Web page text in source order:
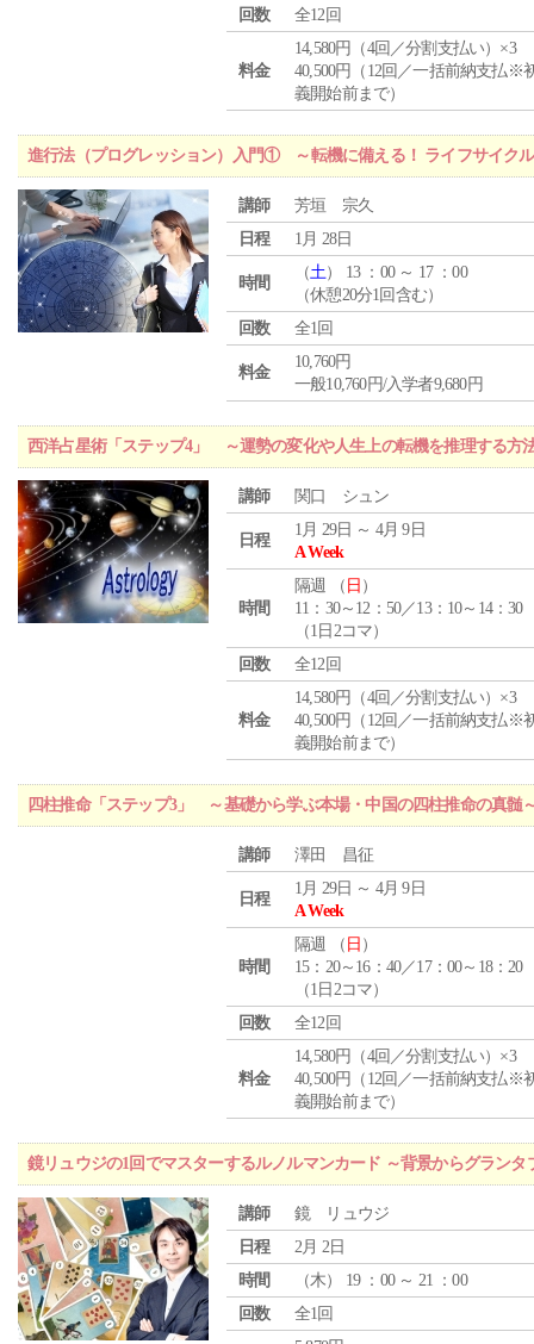
回数
全12回
料金
14,580円（4回／分割支払い）×3
40,500円（12回／一括前納支払※
義開始前まで）
進行法（プログレッション）入門① ～転機に備える！ ライフサイク
講師
芳垣 宗久
日程
1月 28日
時間
（土） 13 ：00 ～ 17 ：00
（休憩20分1回含む）
回数
全1回
料金
10,760円
一般10,760円/入学者9,680円
西洋占星術「ステップ4」 ～運勢の変化や人生上の転機を推理する方
講師 関口 シュン
日程
1月 29日 ～ 4月 9日
A Week
時間
隔週 （ 日 ）
11：30～12：50／13：10～14：30
（1日2コマ）
回数
全12回
料金
14,580円（4回／分割支払い）×3
40,500円（12回／一括前納支払※
義開始前まで）
四柱推命「ステップ3」 ～基礎から学ぶ本場・中国の四柱推命の真髄
講師 澤田 昌征
日程
1月 29日 ～ 4月 9日
A Week
時間
隔週 （ 日 ）
15：20～16：40／17：00～18：20
（1日2コマ）
回数
全12回
料金
14,580円（4回／分割支払い）×3
40,500円（12回／一括前納支払※
義開始前まで）
鏡リュウジの1回でマスターするルノルマンカード ～背景からグランタ
講師
鏡 リュウジ
日程
2月 2日
時間
（木） 19 ：00 ～ 21 ：00
回数
全1回